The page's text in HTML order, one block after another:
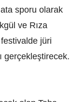
sporu olarak
ve Rıza
jüri
gerçekleştirecek.